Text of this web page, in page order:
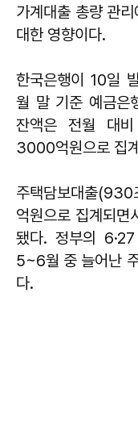
가계대출 총량 관
대한 영향이다.
한국은행이 10일
월 말 기준 예금은
잔액은 전월 대
3000억원으로 집
주택담보대출
억원으로 집계되면
됐다. 정부의
5~6월 중 늘어난
다.